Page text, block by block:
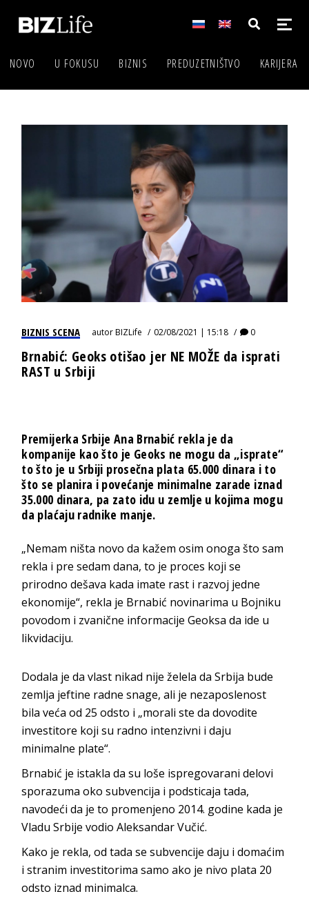
NOVO U FOKUSU BIZNIS PREDUZETNIŠTVO KARIJERA
BIZNIS SCENA autorBIZLife 02/08/2021 | 15:18 0
Brnabić: Geoks otišao jer NE MOŽE da isprati
RAST u Srbiji
Premijerka Srbije Ana Brnabić rekla je da
kompanije kao što je Geoks ne mogu da „isprate“
to što je u Srbiji prosečna plata 65.000 dinara i to
što se planira i povećanje minimalne zarade iznad
35.000 dinara, pa zato idu u zemlje u kojima mogu
da plaćaju radnike manje.
„Nemam ništa novo da kažem osim onoga što sam
rekla i pre sedam dana, to je proces koji se
prirodno dešava kada imate rast i razvoj jedne
ekonomije“, rekla je Brnabić novinarima u Bojniku
povodom i zvanične informacije Geoksa da ide u
likvidaciju.
Dodala je da vlast nikad nije želela da Srbija bude
zemlja jeftine radne snage, ali je nezaposlenost
bila veća od 25 odsto i „morali ste da dovodite
investitore koji su radno intenzivni i daju
minimalne plate“.
Brnabić je istakla da su loše ispregovarani delovi
sporazuma oko subvencija i podsticaja tada,
navodeći da je to promenjeno 2014. godine kada je
Vladu Srbije vodio Aleksandar Vučić.
Kako je rekla, od tada se subvencije daju i domaćim
i stranim investitorima samo ako je nivo plata 20
odsto iznad minimalca.